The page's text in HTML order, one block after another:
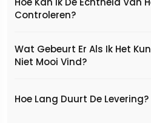
Controleren?
Wat Gebeurt Er Als Ik Het
Niet Mooi Vind?
Hoe Lang Duurt De Levering?